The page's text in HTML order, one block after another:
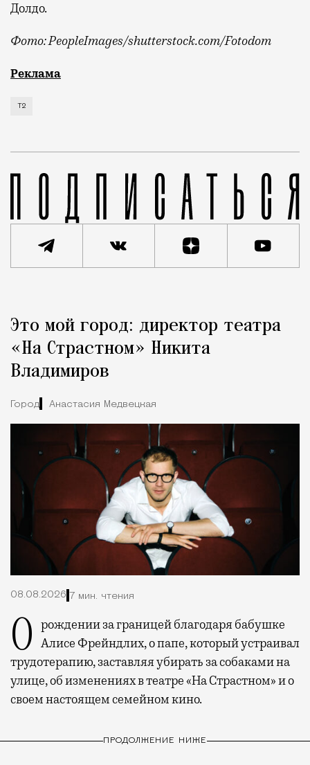
Долдо.
Фото: PeopleImages/shutterstock.com/Fotodom
Мобильный оператор Т2 изучил модели интернет-
Реклама
Т2
Город
Это мой город: директор театра
«На Страстном» Никита
Владимиров
Город Анастасия Медвецкая
08.08.2026 7 мин. чтения
О рождении за границей благодаря бабушке Алисе Фрейндлих, о папе, который устраивал
трудотерапию, заставляя убирать за собаками на
улице, об изменениях в театре «На Страстном» и о
своем настоящем семейном кино.
ПРОДОЛЖЕНИЕ НИЖЕ